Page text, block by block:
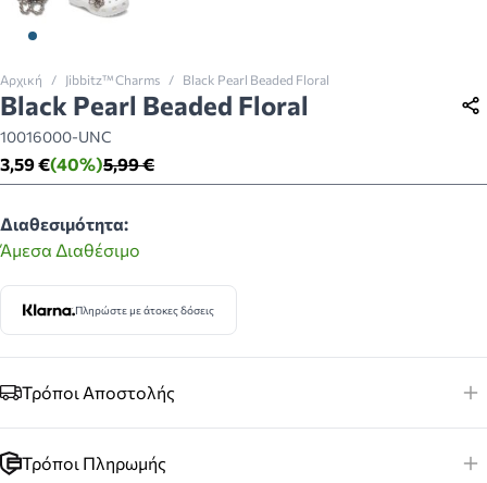
Αρχική / Jibbitz™ Charms / Black Pearl Beaded Floral
Black Pearl Beaded Floral
10016000-UNC
5,99 €
(40%)
3,59 €
Διαθεσιμότητα:
Άμεσα Διαθέσιμο
Πληρώστε με άτοκες δόσεις
Τρόποι Αποστολής
Τρόποι Πληρωμής